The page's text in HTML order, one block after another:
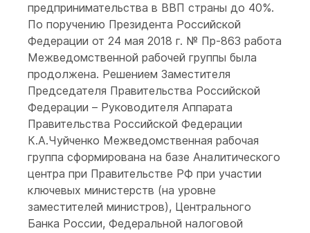
предпринимательства в ВВП страны до 40%.
По поручению Президента Российской
Федерации от 24 мая 2018 г. № Пр-863 работа
Межведомственной рабочей группы была
продолжена. Решением Заместителя
Председателя Правительства Российской
Федерации – Руководителя Аппарата
Правительства Российской Федерации
К.А.Чуйченко Межведомственная рабочая
группа сформирована на базе Аналитического
центра при Правительстве РФ при участии
ключевых министерств (на уровне
заместителей министров), Центрального
Банка России, Федеральной налоговой